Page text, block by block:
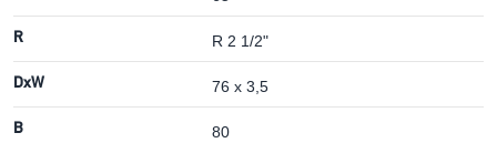
R R 2 1/2"
DxW 76 x 3,5
B 80